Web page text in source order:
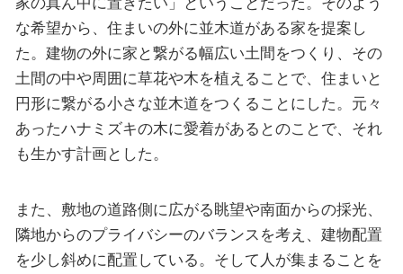
な希望から、住まいの外に並木道がある家を提案し
た。建物の外に家と繋がる幅広い土間をつくり、その
土間の中や周囲に草花や木を植えることで、住まいと
円形に繋がる小さな並木道をつくることにした。元々
あったハナミズキの木に愛着があるとのことで、それ
も生かす計画とした。
また、敷地の道路側に広がる眺望や南面からの採光、
隣地からのプライバシーのバランスを考え、建物配置
を少し斜めに配置している。そして人が集まることを